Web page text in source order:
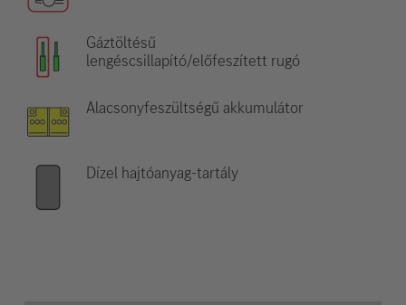
Gáztöltésű
lengéscsillapító/előfeszített rugó
Alacsonyfeszültségű akkumulátor
Dízel hajtóanyag-tartály